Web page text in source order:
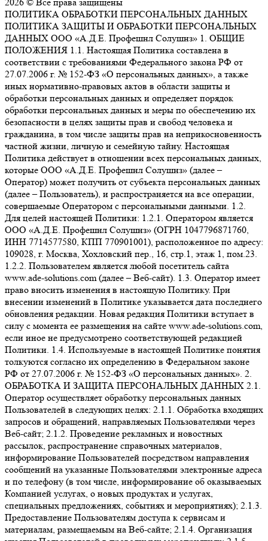
ПОЛИТИКА ОБРАБОТКИ ПЕРСОНАЛЬНЫХ ДАННЫХ
ПОЛИТИКА ЗАЩИТЫ И ОБРАБОТКИ ПЕРСОНАЛЬНЫХ
ДАННЫХ ООО «А.Д.Е. Профешнл Солушнз» 1. ОБЩИЕ
ПОЛОЖЕНИЯ 1.1. Настоящая Политика составлена в
соответствии с требованиями Федерального закона РФ от
27.07.2006 г. № 152-ФЗ «О персональных данных», а также
иных нормативно-правовых актов в области защиты и
обработки персональных данных и определяет порядок
обработки персональных данных и меры по обеспечению их
безопасности в целях защиты прав и свобод человека и
гражданина, в том числе защиты прав на неприкосновенность
частной жизни, личную и семейную тайну. Настоящая
Политика действует в отношении всех персональных данных,
которые ООО «А.Д.Е. Профешнл Солушнз» (далее –
Оператор) может получить от субъекта персональных данных
(далее – Пользователь), и распространяется на все операции,
совершаемые Оператором с персональными данными. 1.2.
Для целей настоящей Политики: 1.2.1. Оператором является
ООО «А.Д.Е. Профешнл Солушнз» (ОГРН 1047796871760,
ИНН 7714577580, КПП 770901001), расположенное по адресу:
109028, г. Москва, Хохловский пер., 16, стр.1, этаж 1, пом.23.
1.2.2. Пользователем является любой посетитель сайта
www.ade-solutions.com (далее – Веб-сайт). 1.3. Оператор имеет
право вносить изменения в настоящую Политику. При
внесении изменений в Политике указывается дата последнего
обновления редакции. Новая редакция Политики вступает в
силу с момента ее размещения на сайте www.ade-solutions.com,
если иное не предусмотрено соответствующей редакцией
Политики. 1.4. Используемые в настоящей Политике понятия
толкуются согласно их определению в Федеральном законе
РФ от 27.07.2006 г. № 152-ФЗ «О персональных данных». 2.
ОБРАБОТКА И ЗАЩИТА ПЕРСОНАЛЬНЫХ ДАННЫХ 2.1.
Оператор осуществляет обработку персональных данных
Пользователей в следующих целях: 2.1.1. Обработка входящих
запросов и обращений, направляемых Пользователями через
Веб-сайт; 2.1.2. Проведение рекламных и новостных
рассылок, распространение справочных материалов,
информирование Пользователей посредством направления
сообщений на указанные Пользователями электронные адреса
и по телефону (в том числе, информирование об оказываемых
Компанией услугах, о новых продуктах и услугах,
специальных предложениях, событиях и мероприятиях); 2.1.3.
Предоставление Пользователям доступа к сервисам и
материалам, размещаемым на Веб-сайте; 2.1.4. Организация